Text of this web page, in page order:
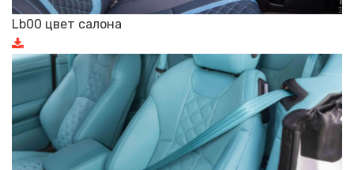
Lb00 цвет салона